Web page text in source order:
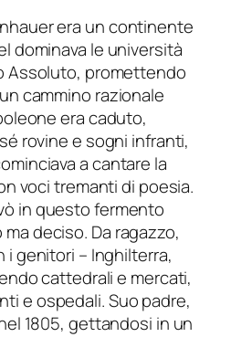
era un continente
dominava le università
Assoluto, promettendo
cammino razionale
era caduto,
rovine e sogni infranti,
a cantare la
voci tremanti di poesia.
in questo fermento
deciso. Da ragazzo,
i genitori – Inghilterra,
cattedrali e mercati,
e ospedali. Suo padre,
1805, gettandosi in un